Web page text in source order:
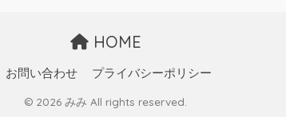
HOME
お問い合わせ プライバシーポリシー
© 2026 みみ All rights reserved.